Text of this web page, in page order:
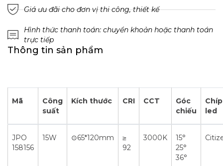
Giá ưu đãi cho đơn vị thi công, thiết kế
Hình thức thanh toán: chuyển khoản hoặc thanh toán
trực tiếp
Thông tin sản phẩm
Mã
Công
suất
Kích thước CRI CCT
Góc
chiếu
Chíp
led
JPO
158156
15W ⊙65*120mm
≥
92
3000K
15°
25°
36°